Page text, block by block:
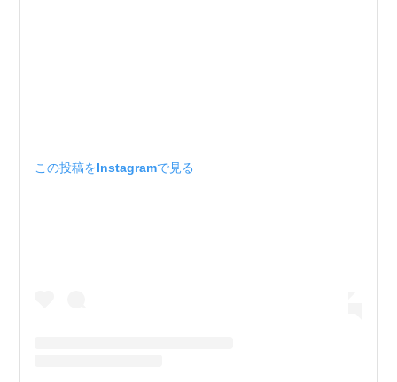
この投稿をInstagramで見る